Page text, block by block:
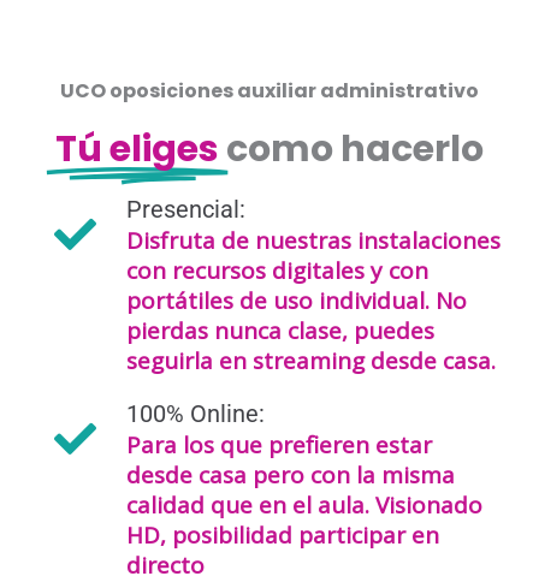
UCO oposiciones auxiliar administrativo
Tú eligescomo hacerlo
Presencial:
Disfruta de nuestras instalaciones
con recursos digitales y con
portátiles de uso individual. No
pierdas nunca clase, puedes
seguirla en streaming desde casa.
100% Online:
Para los que prefieren estar
desde casa pero con la misma
calidad que en el aula. Visionado
HD, posibilidad participar en
directo